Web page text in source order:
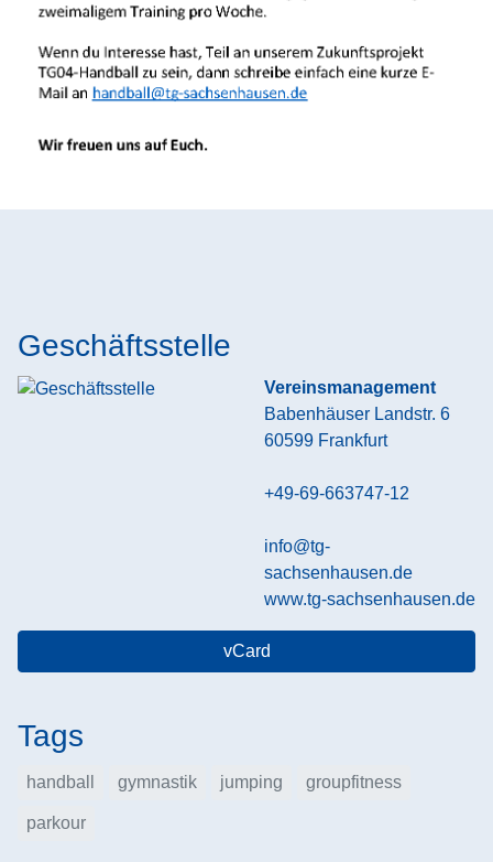
Geschäftsstelle
Vereinsmanagement
Babenhäuser Landstr. 6
60599 Frankfurt
+49-69-663747-12
info@tg-
sachsenhausen.de
www.tg-sachsenhausen.de
vCard
Tags
handball gymnastik jumping groupfitness
parkour